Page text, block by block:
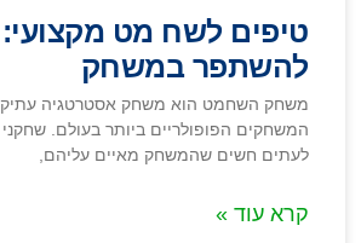
טיפים לשח מט מקצועי:
להשתפר במשחק
משחק השחמט הוא משחק אסטרטגיה
המשחקים הפופולריים ביותר בעולם.
לעתים חשים שהמשחק מאיים עליהם,
קרא עוד »